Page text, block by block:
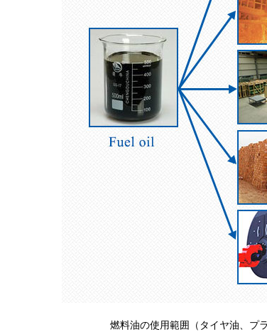
燃料油の使用範囲（タイヤ油、プ